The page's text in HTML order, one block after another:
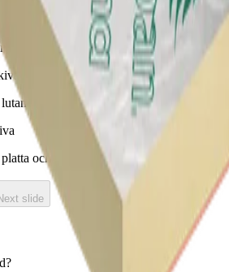
för krävande takkonstruktioner
takkonstruktioner
och låglutande tak med mekanisk
slide